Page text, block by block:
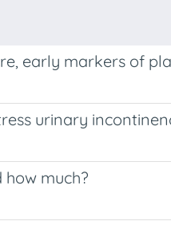
early markers of
urinary
much?